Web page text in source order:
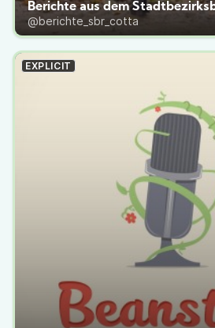
Berichte aus dem
@berichte_sbr_cotta
EXPLICIT